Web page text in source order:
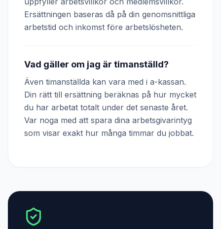
Ersättningen baseras då på din genomsnittliga
arbetstid och inkomst före arbetslösheten.
Vad gäller om jag är timanställd?
Även timanställda kan vara med i a-kassan.
Din rätt till ersättning beräknas på hur mycket
du har arbetat totalt under det senaste året.
Var noga med att spara dina arbetsgivarintyg
som visar exakt hur många timmar du jobbat.